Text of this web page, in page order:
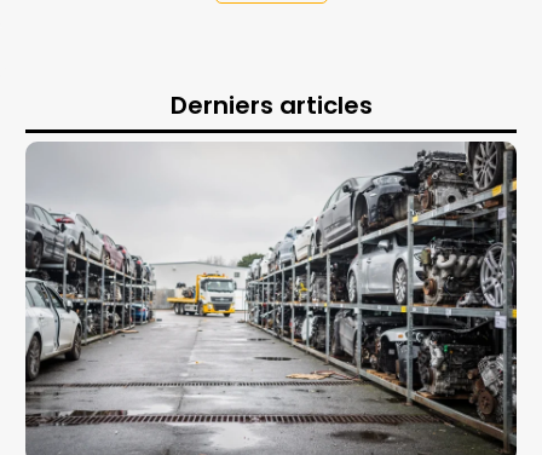
Derniers articles